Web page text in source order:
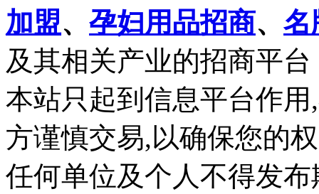
加盟、 孕妇用品招商、 名
及其相关产业的招商平台
本站只起到信息平台作
方谨慎交易,以确保您的
任何单位及个人不得发